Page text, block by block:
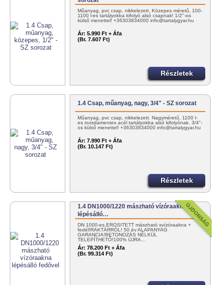
Műanyag, pvc csap, nikkelezett. Közepes méretű, 100-
1100 l-es tartályokba kifolyó alsó csapnak! 1/2"-os
külső menettel! +36303834000 info@tartalygyar.hu
Ár: 5.990 Ft + Áfa
(Br. 7.607 Ft)
Részletek
1.4 Csap, műanyag, nagy, 3/4" - SZ sorozat
Műanyag, pvc csap, nikkelezett. Nagyméretű, 1100 l-
es rozsdamentes acél tartályokba alsó kifolyónak. 3/4"-
os külső menettel! +36303834000 info@tartalygyar.hu
Ár: 7.990 Ft + Áfa
(Br. 10.147 Ft)
Részletek
1.4 DN1000/1220 mászható vízóraakna
lépésálló…
DN 1000-es ERŐSÍTETT mászható svízóraakna +
fedél!RAKTÁRRÓL! 50 év ALAPANYAG
GARANCIA!BETONOZÁS NÉLKÜL
TELEPÍTHETŐ!100% ÚJRA…
Ár: 78.200 Ft + Áfa
(Br. 99.314 Ft)